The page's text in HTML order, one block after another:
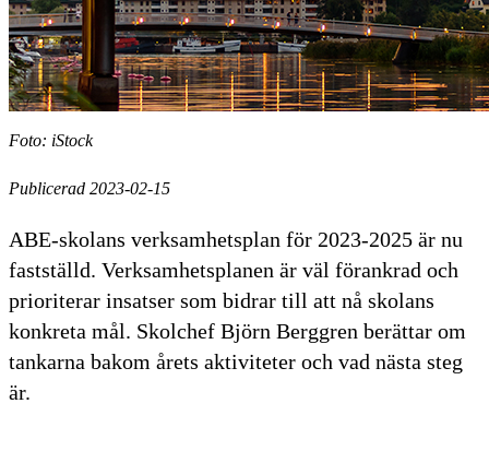
Foto: iStock
Publicerad 2023-02-15
ABE-skolans verksamhetsplan för 2023-2025 är nu
fastställd. Verksamhetsplanen är väl förankrad och
prioriterar insatser som bidrar till att nå skolans
konkreta mål. Skolchef Björn Berggren berättar om
tankarna bakom årets aktiviteter och vad nästa steg
är.